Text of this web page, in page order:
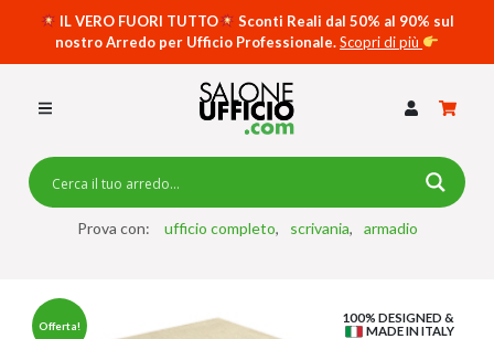
IL VERO FUORI TUTTO
Sconti Reali dal 50% al 90% sul
nostro Arredo per Ufficio Professionale.Scopri di più
Prova con: ufficio completo scrivania armadio
SCRIVANIE SPECIAL DESK
CASSETTIERE
ARMADI
Offerta!
100% DESIGNED &
MADE IN ITALY